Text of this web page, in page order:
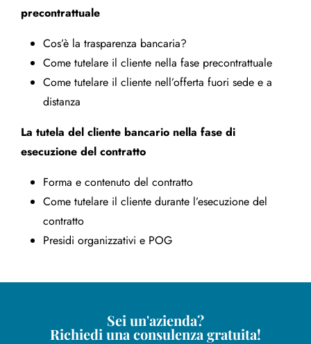
precontrattuale
Cos’è la trasparenza bancaria?
Come tutelare il cliente nella fase precontrattuale
Come tutelare il cliente nell’offerta fuori sede e a
distanza
La tutela del cliente bancario nella fase di
esecuzione del contratto
Forma e contenuto del contratto
Come tutelare il cliente durante l’esecuzione del
contratto
Presidi organizzativi e POG
Sei un'azienda?
Richiedi una consulenza gratuita!